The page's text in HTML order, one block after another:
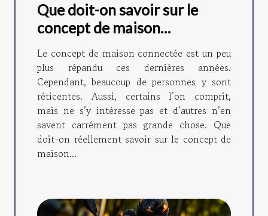
Que doit-on savoir sur le
concept de maison
connectée ?
Le concept de maison connectée est un peu
plus répandu ces dernières années.
Cependant, beaucoup de personnes y sont
réticentes. Aussi, certains l’on comprit,
mais ne s’y intéresse pas et d’autres n’en
savent carrément pas grande chose. Que
doit-on réellement savoir sur le concept de
maison...